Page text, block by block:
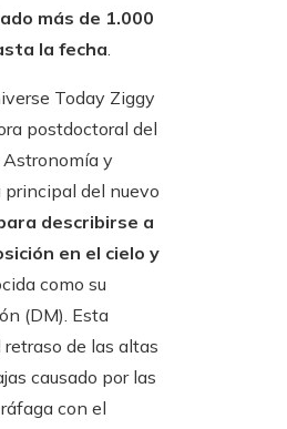
más de 1.000
la fecha.
Today Ziggy
postdoctoral del
y
del nuevo
describirse a
en el cielo y
como su
(DM). Esta
de las altas
causado por las
con el